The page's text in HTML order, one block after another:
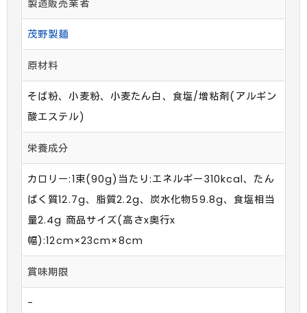
製造販売業者
茂野製麺
原材料
そば粉、小麦粉、小麦たん白、食塩/増粘剤(アルギン
酸エステル)
栄養成分
カロリー:1束(90g)当たり:エネルギー310kcal、たん
ぱく質12.7g、脂質2.2g、炭水化物59.8g、食塩相当
量2.4g 商品サイズ(高さx奥行x
幅):12cm×23cm×8cm
賞味期限
-